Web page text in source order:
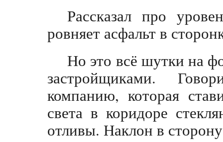
Рассказал про
ровняет асфальт в
Но это всё шутки на
застройщиками.
компанию, которая
света в коридоре
отливы. Наклон в